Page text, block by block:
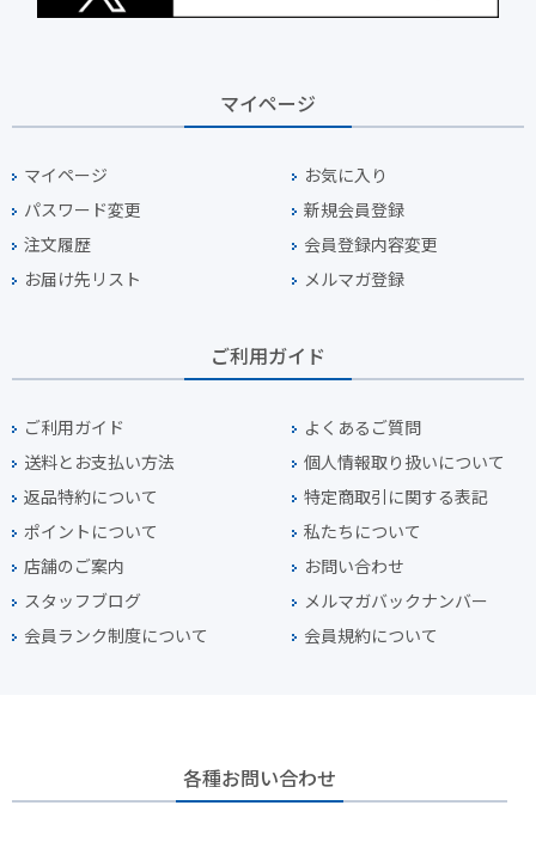
マイページ
マイページ
お気に入り
パスワード変更
新規会員登録
注文履歴
会員登録内容変更
お届け先リスト
メルマガ登録
ご利用ガイド
ご利用ガイド
よくあるご質問
送料とお支払い方法
個人情報取り扱いについて
返品特約について
特定商取引に関する表記
ポイントについて
私たちについて
店舗のご案内
お問い合わせ
スタッフブログ
メルマガバックナンバー
会員ランク制度について
会員規約について
各種お問い合わせ